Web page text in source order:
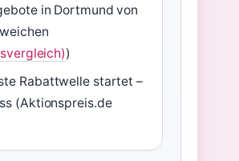
in Dortmund von
)
Rabattwelle startet –
(Aktionspreis.de